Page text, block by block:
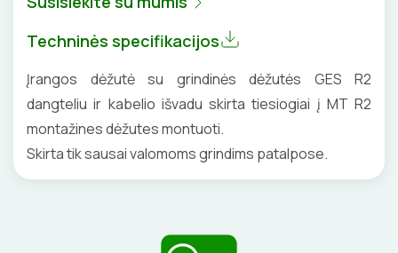
ŽAIBOSAUGA IR ĮŽEMINIMAS
GELINĖS JUNGTYS
ĮKROVIMO SPRENDIMAI
Įkrovimo stotelės
KONTAKTORIAI
ELEKTRINIS ŠILDYMAS
Techninės specifikacijos
Įrangos dėžutė su grindinės dėžutės GES R2
dangteliu ir kabelio išvadu skirta tiesiogiai į MT R2
montažines dėžutes montuoti.
Skirta tik sausai valomoms grindims patalpose.